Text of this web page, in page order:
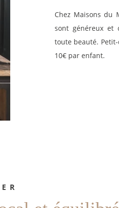
Chez Maisons du
sont généreux et
toute beauté.
10€ par enfant.